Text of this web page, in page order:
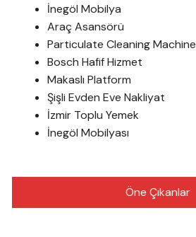
İnegöl Mobilya
Araç Asansörü
Particulate Cleaning Machine
Bosch Hafif Hizmet
Makaslı Platform
Şişli Evden Eve Nakliyat
İzmir Toplu Yemek
İnegöl Mobilyası
Öne Çıkanlar